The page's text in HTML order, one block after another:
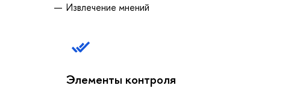
Извлечение мнений
Элементы контроля